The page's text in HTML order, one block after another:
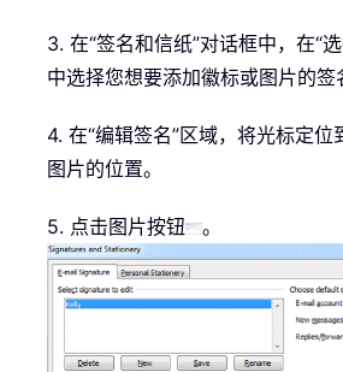
3. 在“签名和信纸”对话框中，在“
中选择您想要添加徽标或图片的签
4. 在“编辑签名”区域，将光标定
图片的位置。
5. 点击图片按钮 。